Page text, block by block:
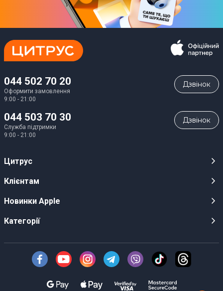
044 502 70 20
Оформити замовлення
9:00 - 21:00
Дзвiнок
044 503 70 30
Служба підтримки
9:00 - 21:00
Дзвiнок
Цитрус
Кар’єра
Оптовим клієнтам
Про Компанію
Безготівковий розрахунок
Клієнтам
Публічні оферти
Інструкції та прошивки
Доставка
Новинки Apple
iPhone 17
iPhone Air
Категорії
Техніка Apple
Смартфони
Техніка для кухні